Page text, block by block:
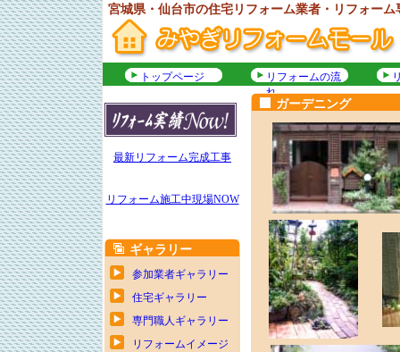
宮城県・仙台市の住宅リフォーム業者・リフォーム
トップページ
リフォームの流
れ
最新リフォーム完成工事
リフォーム施工中現場NOW
ギャラリー
参加業者ギャラリー
住宅ギャラリー
専門職人ギャラリー
リフォームイメージ
ガーデニング